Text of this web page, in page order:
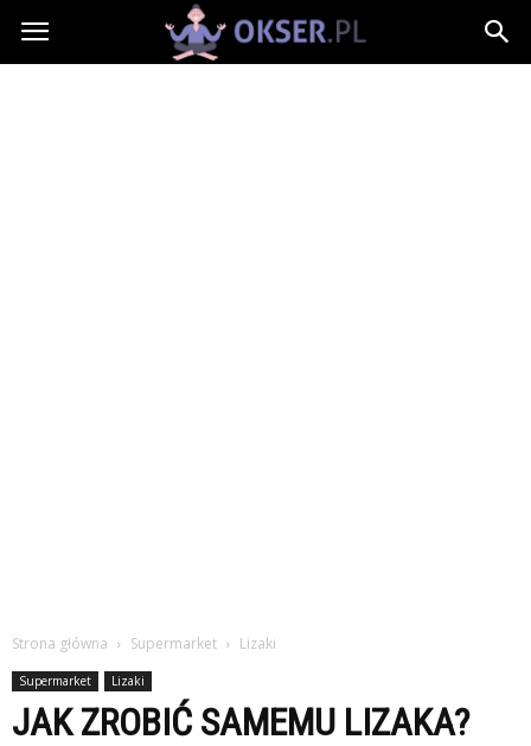
Okser.pl
Strona główna Supermarket Lizaki
Supermarket Lizaki
JAK ZROBIĆ SAMEMU LIZAKA?